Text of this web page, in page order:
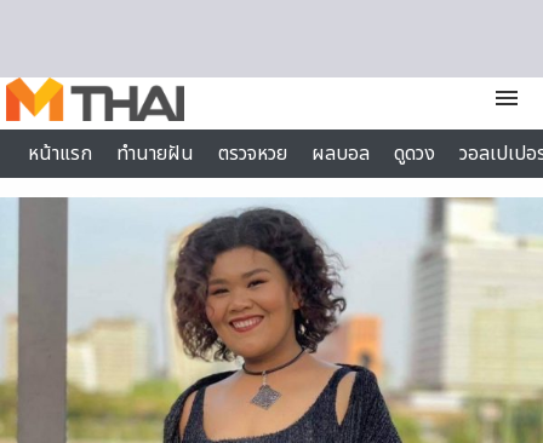
menu
หน้าแรก
ทำนายฝัน ตรวจหวย ผลบอล ดูดวง
วอลเปเป
ไลฟ์สไตล์